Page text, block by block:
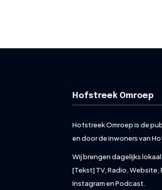
Hofstreek Omroep
Hofstreek Omroep is de
en door de inwoners van
Wij brengen dagelijks
[Tekst] TV, Radio,
Instagram en Podcast.